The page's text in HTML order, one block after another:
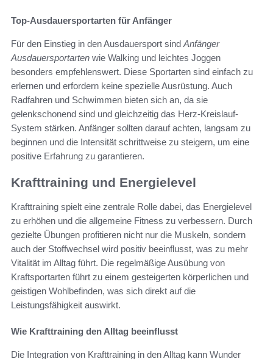
Top-Ausdauersportarten für Anfänger
Für den Einstieg in den Ausdauersport sind Anfänger
Ausdauersportarten wie Walking und leichtes Joggen
besonders empfehlenswert. Diese Sportarten sind einfach zu
erlernen und erfordern keine spezielle Ausrüstung. Auch
Radfahren und Schwimmen bieten sich an, da sie
gelenkschonend sind und gleichzeitig das Herz-Kreislauf-
System stärken. Anfänger sollten darauf achten, langsam zu
beginnen und die Intensität schrittweise zu steigern, um eine
positive Erfahrung zu garantieren.
Krafttraining und Energielevel
Krafttraining spielt eine zentrale Rolle dabei, das Energielevel
zu erhöhen und die allgemeine Fitness zu verbessern. Durch
gezielte Übungen profitieren nicht nur die Muskeln, sondern
auch der Stoffwechsel wird positiv beeinflusst, was zu mehr
Vitalität im Alltag führt. Die regelmäßige Ausübung von
Kraftsportarten führt zu einem gesteigerten körperlichen und
geistigen Wohlbefinden, was sich direkt auf die
Leistungsfähigkeit auswirkt.
Wie Krafttraining den Alltag beeinflusst
Die Integration von Krafttraining in den Alltag kann Wunder